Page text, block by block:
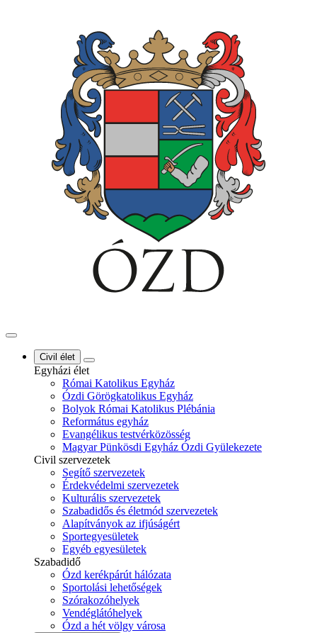
Civil élet
Egyházi élet
Római Katolikus Egyház
Ózdi Görögkatolikus Egyház
Bolyok Római Katolikus Plébánia
Református egyház
Evangélikus testvérközösség
Magyar Pünkösdi Egyház Ózdi Gyülekezete
Civil szervezetek
Segítő szervezetek
Érdekvédelmi szervezetek
Kulturális szervezetek
Szabadidős és életmód szervezetek
Alapítványok az ifjúságért
Sportegyesületek
Egyéb egyesületek
Szabadidő
Ózd kerékpárút hálózata
Sportolási lehetőségek
Szórakozóhelyek
Vendéglátóhelyek
Ózd a hét völgy városa